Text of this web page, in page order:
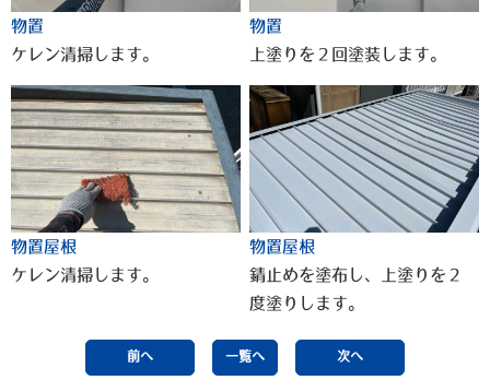
物置
ケレン清掃します。
物置
上塗りを２回塗装します。
物置屋根
ケレン清掃します。
物置屋根
錆止めを塗布し、上塗りを２
度塗りします。
前へ 一覧へ 次へ